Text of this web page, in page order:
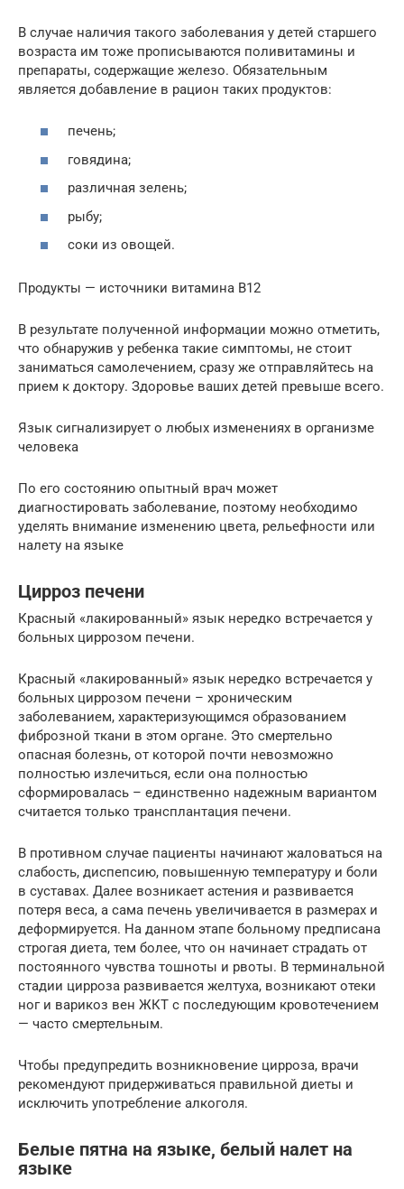
В случае наличия такого заболевания у детей старшего
возраста им тоже прописываются поливитамины и
препараты, содержащие железо. Обязательным
является добавление в рацион таких продуктов:
печень;
говядина;
различная зелень;
рыбу;
соки из овощей.
Продукты — источники витамина В12
В результате полученной информации можно отметить,
что обнаружив у ребенка такие симптомы, не стоит
заниматься самолечением, сразу же отправляйтесь на
прием к доктору. Здоровье ваших детей превыше всего.
Язык сигнализирует о любых изменениях в организме
человека
По его состоянию опытный врач может
диагностировать заболевание, поэтому необходимо
уделять внимание изменению цвета, рельефности или
налету на языке
Цирроз печени
Красный «лакированный» язык нередко встречается у
больных циррозом печени.
Красный «лакированный» язык нередко встречается у
больных циррозом печени – хроническим
заболеванием, характеризующимся образованием
фиброзной ткани в этом органе. Это смертельно
опасная болезнь, от которой почти невозможно
полностью излечиться, если она полностью
сформировалась – единственно надежным вариантом
считается только трансплантация печени.
В противном случае пациенты начинают жаловаться на
слабость, диспепсию, повышенную температуру и боли
в суставах. Далее возникает астения и развивается
потеря веса, а сама печень увеличивается в размерах и
деформируется. На данном этапе больному предписана
строгая диета, тем более, что он начинает страдать от
постоянного чувства тошноты и рвоты. В терминальной
стадии цирроза развивается желтуха, возникают отеки
ног и варикоз вен ЖКТ с последующим кровотечением
— часто смертельным.
Чтобы предупредить возникновение цирроза, врачи
рекомендуют придерживаться правильной диеты и
исключить употребление алкоголя.
Белые пятна на языке, белый налет на
языке